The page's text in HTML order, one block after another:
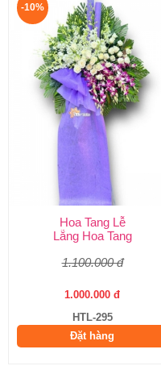
-10%
Hoa Tang Lễ
Lẵng Hoa Tang
1.100.000 đ
1.000.000 đ
HTL-295
Đặt hàng